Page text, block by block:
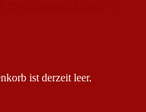
ist derzeit leer.